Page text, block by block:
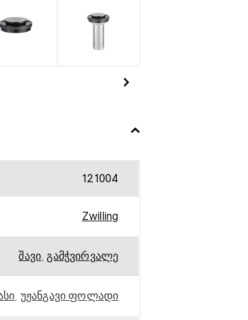
121004
Zwilling
შავი,გამჭვირვალე
, უჟანგავი ფოლადი